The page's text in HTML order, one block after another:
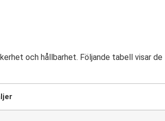
och hållbarhet. Följande tabell visar de